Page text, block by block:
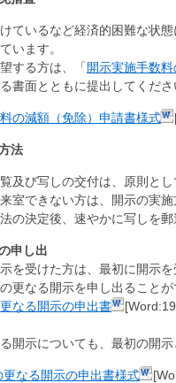
ているなど経済的困難な状
います。
する方は、「開示実施手数
書面とともに提出してくださ
の減額（免除）申請書様式
法
及び写しの交付は、原則とし
室できない方は、開示の実
の決定後、速やかに写しを郵
申し出
を受けた方は、最初に開示
更なる開示を申し出ることが
なる開示の申出書
開示についても、最初の開
更なる開示の申出書様式